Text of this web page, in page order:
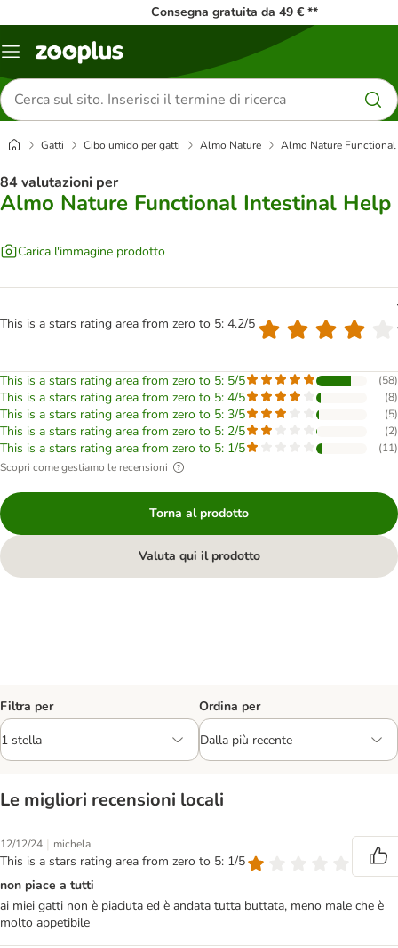
Consegna gratuita da 49 € **
Overview
Cerca
prodotti
Gatti Cibo umido per gatti Almo Nature Almo Nature
84 valutazioni per
Almo Nature Functional Intestinal Help
Carica l'immagine prodotto
This is a stars rating area from zero to 5: 4.2/5
This is a stars rating area from zero to 5: 5/5 (58)
This is a stars rating area from zero to 5: 4/5 (8)
This is a stars rating area from zero to 5: 3/5 (5)
This is a stars rating area from zero to 5: 2/5 (2)
This is a stars rating area from zero to 5: 1/5 (11)
Scopri come gestiamo le recensioni
Torna al prodotto
Valuta qui il prodotto
Filtra per Ordina per
Le migliori recensioni locali
12/12/24 | michela
This is a stars rating area from zero to 5: 1/5
non piace a tutti
ai miei gatti non è piaciuta ed è andata tutta buttata, meno male che è
molto appetibile